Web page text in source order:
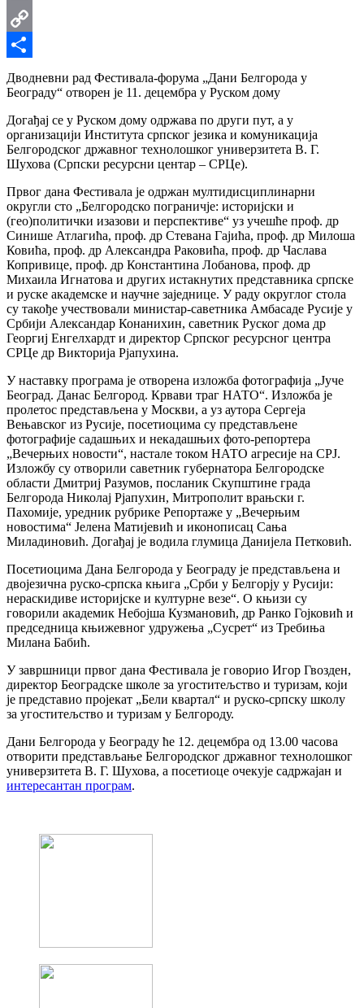
Email
Copy
Link
Share
Дводневни рад Фестивала-форума „Дани Белгорода у
Београду“ отворен је 11. децембра у Руском дому
Догађај се у Руском дому одржава по други пут, а у
организацији Института српског језика и комуникација
Белгородског државног технолошког универзитета В. Г.
Шухова (Српски ресурсни центар – СРЦе).
Првог дана Фестивала је одржан мултидисциплинарни
округли сто „Белгородско пограничје: историјски и
(гео)политички изазови и перспективе“ уз учешће проф. др
Синише Атлагића, проф. др Стевана Гајића, проф. др Милоша
Ковића, проф. др Александра Раковића, проф. др Часлава
Копривице, проф. др Константина Лобанова, проф. др
Михаила Игнатова и других истакнутих представника српске
и руске академске и научне заједнице. У раду округлог стола
су такође учествовали министар-саветника Амбасаде Русије у
Србији Александар Конанихин, саветник Руског дома др
Георгиј Енгелхардт и директор Српског ресурсног центра
СРЦе др Викторија Рјапухина.
У наставку програма је отворена изложба фотографија „Јуче
Београд. Данас Белгород. Крвави траг НАТО“. Изложба је
пролетос представљена у Москви, а уз аутора Сергеја
Вењавског из Русије, посетиоцима су представљене
фотографије садашњих и некадашњих фото-репортера
„Вечерњих новости“, настале током НАТО агресије на СРЈ.
Изложбу су отворили саветник губернатора Белгородске
области Дмитриј Разумов, посланик Скупштине града
Белгорода Николај Рјапухин, Митрополит врањски г.
Пахомије, уредник рубрике Репортаже у „Вечерњим
новостима“ Јелена Матијевић и иконописац Сања
Миладиновић. Догађај је водила глумица Данијела Петковић.
Посетиоцима Дана Белгорода у Београду је представљена и
двојезична руско-српска књига „Срби у Белгорју у Русији:
нераскидиве историјске и културне везе“. О књизи су
говорили академик Небојша Кузмановић, др Ранко Гојковић и
председница књижевног удружења „Сусрет“ из Требиња
Милана Бабић.
У завршници првог дана Фестивала је говорио Игор Гвозден,
директор Београдске школе за угоститељство и туризам, који
је представио пројекат „Бели квартал“ и руско-српску школу
за угоститељство и туризам у Белгороду.
Дани Белгорода у Београду ће 12. децембра од 13.00 часова
отворити представљање Белгородског државног технолошког
универзитета В. Г. Шухова, а посетиоце очекује садржајан и
интересантан програм.